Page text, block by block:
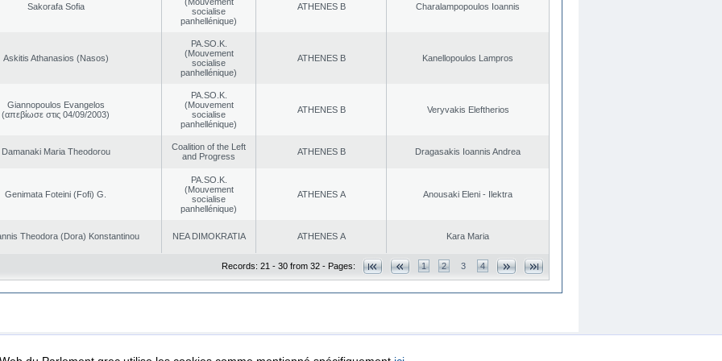
Sakorafa Sofia
socialise
panhellénique)
ATHENES Β Charalampopoulos Ioannis
Askitis Athanasios (Nasos)
PA.SO.K.
(Mouvement
socialise
panhellénique)
ATHENES Β Kanellopoulos Lampros
Giannopoulos Evangelos
(απεβίωσε στις 04/09/2003)
PA.SO.K.
(Mouvement
socialise
panhellénique)
ATHENES Β Veryvakis Eleftherios
Damanaki Maria Theodorou
Coalition of the Left
and Progress
ATHENES Β Dragasakis Ioannis Andrea
Genimata Foteini (Fofi) G.
PA.SO.K.
(Mouvement
socialise
panhellénique)
ATHENES Α Anousaki Eleni - Ilektra
Theodora (Dora) Konstantinou NEA DΙMOKRATIA ATHENES Α Kara Maria
Records: 21 - 30 from 32 - Pages: 1 2 3 4
Protection Security & Access